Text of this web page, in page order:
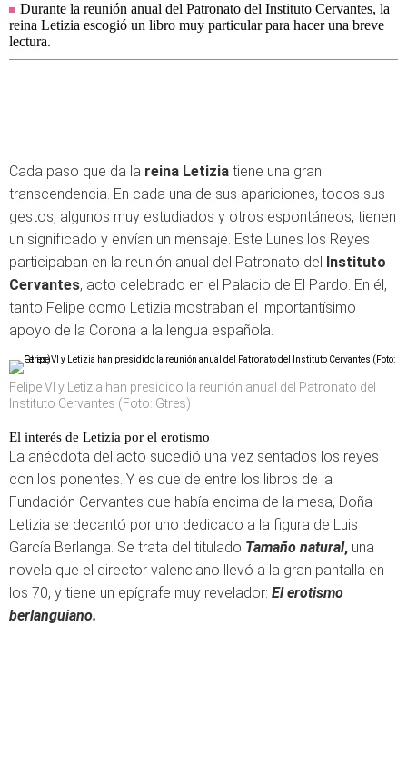
Durante la reunión anual del Patronato del Instituto Cervantes, la
reina Letizia escogió un libro muy particular para hacer una breve
lectura.
Cada paso que da la reina Letizia tiene una gran
transcendencia. En cada una de sus apariciones, todos sus
gestos, algunos muy estudiados y otros espontáneos, tienen
un significado y envían un mensaje. Este Lunes los Reyes
participaban en la reunión anual del Patronato del Instituto
Cervantes, acto celebrado en el Palacio de El Pardo. En él,
tanto Felipe como Letizia mostraban el importantísimo
apoyo de la Corona a la lengua española.
Felipe VI y Letizia han presidido la reunión anual del Patronato del
Instituto Cervantes (Foto: Gtres)
El interés de Letizia por el erotismo
La anécdota del acto sucedió una vez sentados los reyes
con los ponentes. Y es que de entre los libros de la
Fundación Cervantes que había encima de la mesa, Doña
Letizia se decantó por uno dedicado a la figura de Luis
García Berlanga. Se trata del titulado Tamaño natural, una
novela que el director valenciano llevó a la gran pantalla en
los 70, y tiene un epígrafe muy revelador: El erotismo
berlanguiano.